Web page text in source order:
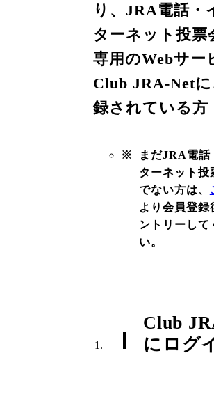
り、JRA電話・
ターネット投票
専用のWebサー
Club JRA-Net
録されている方
※
まだJRA電話
ターネット投
でない方は、
より会員登録
ントリーして
い。
1
Club
にログ